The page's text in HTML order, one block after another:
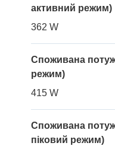
активний режим)
362 W
Споживана
режим)
415 W
Споживана
піковий режим)